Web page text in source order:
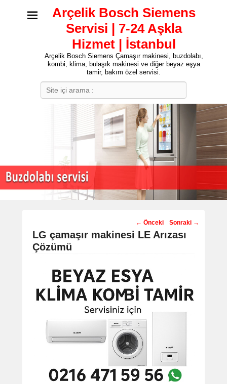
Arçelik Bosch Siemens
Servisi | 7-24 Aşkla
Hizmet | İstanbul
Arçelik Bosch Siemens Çamaşır makinesi, buzdolabı,
kombi, klima, bulaşık makinesi ve diğer beyaz eşya
tamir, bakım özel servisi.
Post
navigation
← Önceki Sonraki →
LG çamaşır makinesi LE Arızası
Çözümü